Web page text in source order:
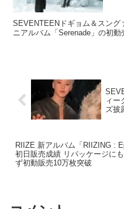
SEVENTEENドギョム＆スング
ニアルバム「Serenade」の初動
ィー
ズ披
RIIZE 新アルバム「RIIZING :
初日販売成績 リパッケージに
ず初動販売10万枚突破